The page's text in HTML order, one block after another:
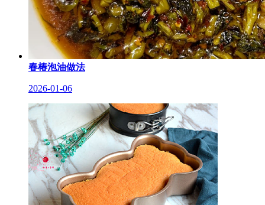
春椿泡油做法
2026-01-06